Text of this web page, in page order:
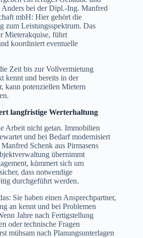
Anders bei der Dipl.-Ing. Manfred
mbH: Hier gehört die
zum Leistungsspektrum. Das
Mieterakquise, führt
koordiniert eventuelle
Zeit bis zur Vollvermietung
kennt und bereits in der
kann potenziellen Mietern
langfristige Werterhaltung
Arbeit nicht getan. Immobilien
und bei Bedarf modernisiert
Schenk aus Pirmasens
übernimmt
kümmert sich um
dass notwendige
durchgeführt werden.
Sie haben einen Ansprechpartner,
an kennt und bei Problemen
Jahre nach Fertigstellung
oder technische Fragen
mühsam nach Planungsunterlagen